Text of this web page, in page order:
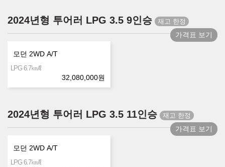
2024년형 투어러 LPG 3.5 9인승
가격표 보기
모던 2WD A/T
LPG 6.7㎞/ℓ
32,080,000원
2024년형 투어러 LPG 3.5 11인승
가격표 보기
모던 2WD A/T
LPG 6.7㎞/ℓ